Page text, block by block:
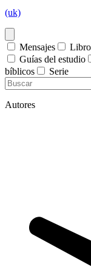
(uk)
Mensajes
Guías del estudio
bíblicos
Serie
Autores